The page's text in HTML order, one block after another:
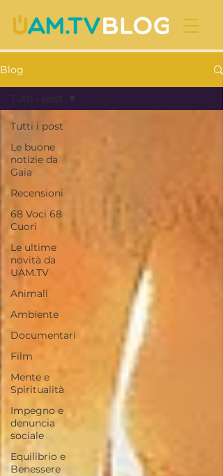
Blog
Tutti i post
Le buone
notizie da
Gaia
Recensioni
68 Voci 68
Cuori
Le ultime
novità da
UAM.TV
Animali
Ambiente
Documentari
Film
Mente e
Spiritualità
Impegno e
denuncia
sociale
Equilibrio e
Benessere
Tutti i post